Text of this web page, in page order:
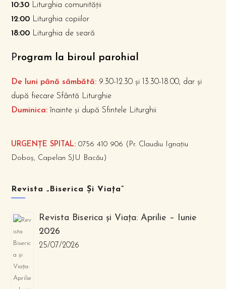
10:30 Liturghia comunității
12:00 Liturghia copiilor
18:00 Liturghia de seară
Program la biroul parohial
De luni până sâmbătă: 9.30-12.30 și 13.30-18.00, dar și
după fiecare Sfântă Liturghie
Duminica: înainte și după Sfintele Liturghii
URGENȚE SPITAL: 0756 410 906 (Pr. Claudiu Ignațiu
Doboș, Capelan SJU Bacău)
Revista „Biserica Și Viața”
Revista Biserica și Viața: Aprilie – Iunie
2026
25/07/2026